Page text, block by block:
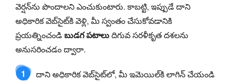
వెర్షన్‌ను పొందాలని ఎంచుకుంటారు. కాబట్టి, ఇప్పుడే దాని
అధికారిక వెబ్‌సైట్‌కి వెళ్లి, మీ స్వంతం చేసుకోవడానికి
ప్రయత్నించండిబుడగ పటాలుదిగువ సరళీకృత దశలను
అనుసరించడం ద్వారా.
1
దాని అధికారిక వెబ్‌సైట్‌లో, మీ ఇమెయిల్‌కి లాగిన్ చేయండి